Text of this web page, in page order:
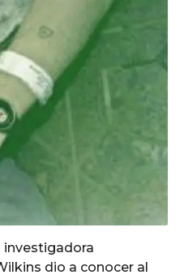
investigadora
dio a conocer al